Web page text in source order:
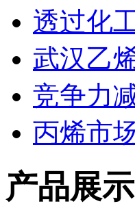
透过化
武汉乙
竞争力
丙烯市
产品展示